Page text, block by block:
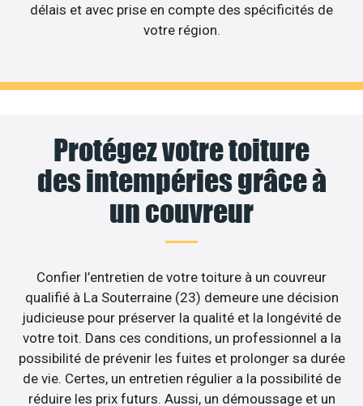
délais et avec prise en compte des spécificités de
votre région.
Protégez votre toiture
des intempéries grâce à
un couvreur
Confier l’entretien de votre toiture à un couvreur
qualifié à La Souterraine (23) demeure une décision
judicieuse pour préserver la qualité et la longévité de
votre toit. Dans ces conditions, un professionnel a la
possibilité de prévenir les fuites et prolonger sa durée
de vie. Certes, un entretien régulier a la possibilité de
réduire les prix futurs. Aussi, un démoussage et un